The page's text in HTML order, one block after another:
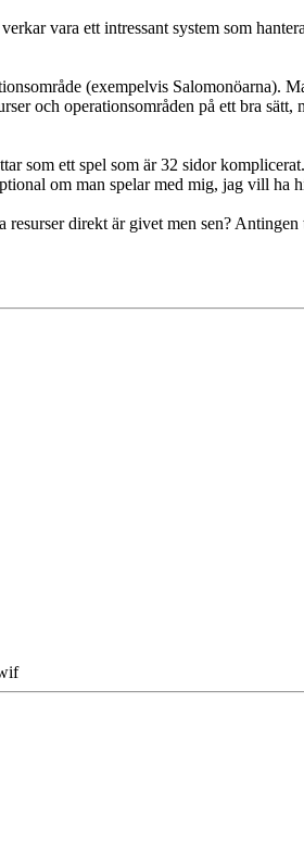
vara ett intressant system som
(exempelvis Salomonöarna).
och operationsområden på ett bra
ett spel som är 32 sidor
om man spelar med mig, jag vill ha
direkt är givet men sen?